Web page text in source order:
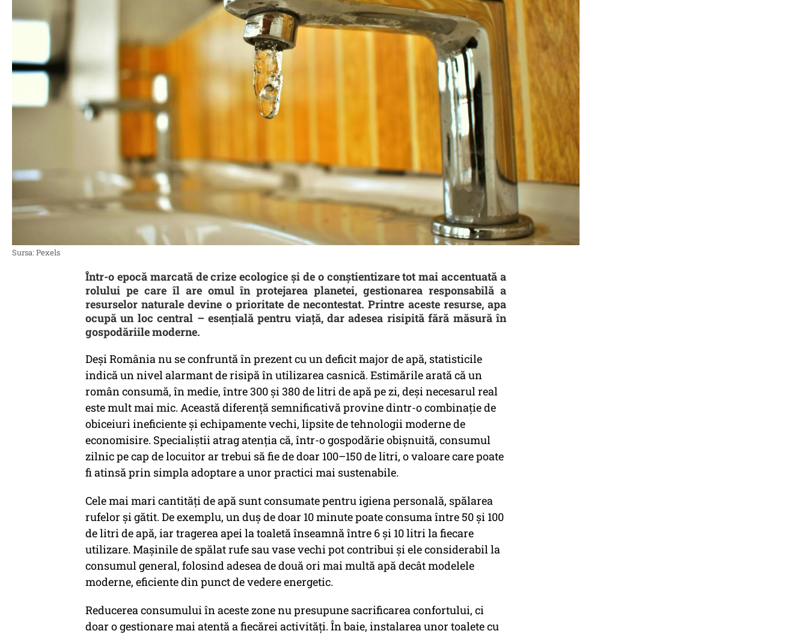
Sursa: Pexels
Într-o epocă marcată de crize ecologice și de o conștientizare tot mai accentuată a
rolului pe care îl are omul în protejarea planetei, gestionarea responsabilă a
resurselor naturale devine o prioritate de necontestat. Printre aceste resurse, apa
ocupă un loc central – esențială pentru viață, dar adesea risipită fără măsură în
gospodăriile moderne.
Deși România nu se confruntă în prezent cu un deficit major de apă, statisticile
indică un nivel alarmant de risipă în utilizarea casnică. Estimările arată că un
român consumă, în medie, între 300 și 380 de litri de apă pe zi, deși necesarul real
este mult mai mic. Această diferență semnificativă provine dintr-o combinație de
obiceiuri ineficiente și echipamente vechi, lipsite de tehnologii moderne de
economisire. Specialiștii atrag atenția că, într-o gospodărie obișnuită, consumul
zilnic pe cap de locuitor ar trebui să fie de doar 100–150 de litri, o valoare care poate
fi atinsă prin simpla adoptare a unor practici mai sustenabile.
Cele mai mari cantități de apă sunt consumate pentru igiena personală, spălarea
rufelor și gătit. De exemplu, un duș de doar 10 minute poate consuma între 50 și 100
de litri de apă, iar tragerea apei la toaletă înseamnă între 6 și 10 litri la fiecare
utilizare. Mașinile de spălat rufe sau vase vechi pot contribui și ele considerabil la
consumul general, folosind adesea de două ori mai multă apă decât modelele
moderne, eficiente din punct de vedere energetic.
Reducerea consumului în aceste zone nu presupune sacrificarea confortului, ci
doar o gestionare mai atentă a fiecărei activități. În baie, instalarea unor toalete cu